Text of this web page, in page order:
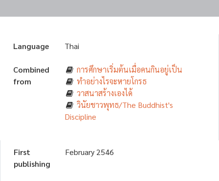
Language Thai
Combined
from
การศึกษาเริ่มต้นเมื่อคนกินอยู่เป็น
ทำอย่างไรจะหายโกรธ
วาสนาสร้างเองได้
วินัยชาวพุทธ/The Buddhist's
Discipline
First
publishing
February 2546